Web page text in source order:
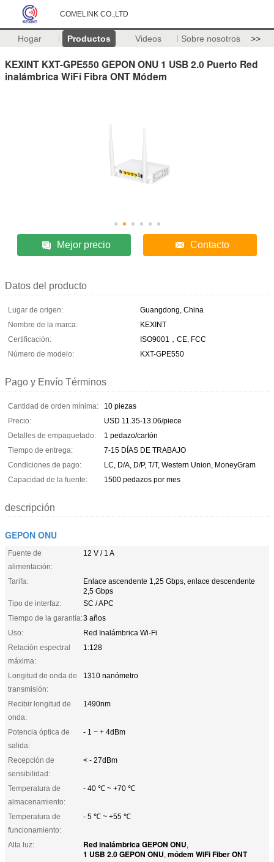
COMELINK CO.,LTD
Hogar Productos Videos Sobre nosotros >>
KEXINT KXT-GPE550 GEPON ONU 1 USB 2.0 Puerto Red
inalámbrica WiFi Fibra ONT Módem
Mejor precio Contacto
Datos del producto
Lugar de origen:
Guangdong, China
Nombre de la marca:
KEXINT
Certificación:
ISO9001，CE, FCC
Número de modelo:
KXT-GPE550
Pago y Envío Términos
Cantidad de orden mínima:
10 piezas
Precio:
USD 11.35-13.06/piece
Detalles de empaquetado:
1 pedazo/cartón
Tiempo de entrega:
7-15 DÍAS DE TRABAJO
Condiciones de pago:
LC, D/A, D/P, T/T, Western Union, MoneyGram
Capacidad de la fuente:
1500 pedazos por mes
descripción
GEPON ONU
Fuente de
alimentación:
12 V / 1 A
Tarifa:
Enlace ascendente 1,25 Gbps, enlace descendente
2,5 Gbps
Tipo de interfaz:
SC / APC
Tiempo de la garantía:3 años
Uso:
Red Inalámbrica Wi-Fi
Relación espectral
máxima:
1:128
Longitud de onda de
transmisión:
1310 nanómetro
Recibir longitud de
onda:
1490nm
Potencia óptica de
salida:
- 1 ~ + 4dBm
Recepción de
sensibilidad:
< - 27dBm
Temperatura de
almacenamiento:
- 40 ℃ ~ +70 ℃
Temperatura de
funcionamiento:
- 5 ℃ ~ +55 ℃
Alta luz: Red inalámbrica GEPON ONU,
1 USB 2.0 GEPON ONU, módem WiFi Fiber ONT